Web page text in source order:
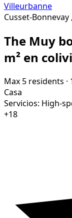
Cusset-Bonnevay ,
The Muy
m² en
Max 5 residents ·
Casa
Servicios: High-
+18